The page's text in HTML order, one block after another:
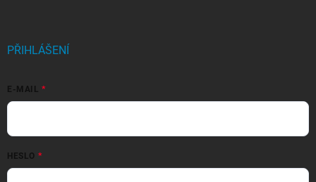
PŘIHLÁŠENÍ
E-MAIL
HESLO